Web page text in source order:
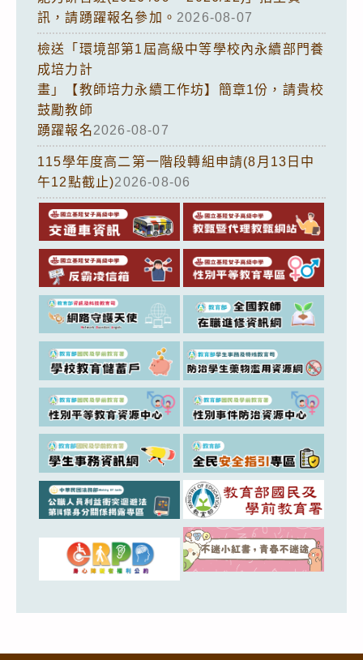
訊，請踴躍報名參加。 2026-08-07
檢送「環境部第1屆高級中等學校內永續部門養
成培力計
畫」【教師培力永續工作坊】簡章1份，請貴校
鼓勵教師
踴躍報名2026-08-07
115學年度高二第一階段轉組申請(8月13日中
午12點截止)2026-08-06